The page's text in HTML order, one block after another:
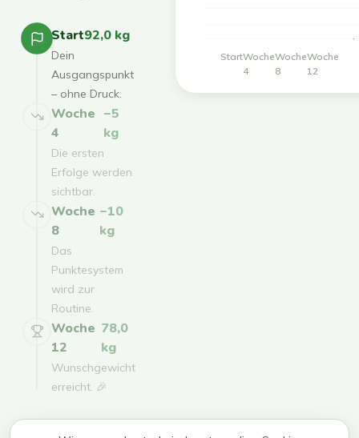
Start92,0 kg
Dein
Ausgangspunkt
– ohne Druck.
Woche
4
−5
kg
Die ersten
Erfolge werden
sichtbar.
Woche
8
−10
kg
Das
Punktesystem
wird zur
Routine.
Woche
12
78,0
kg
Wunschgewicht
erreicht. 🎉
StartWoche
4
Woche
8
Woche
12